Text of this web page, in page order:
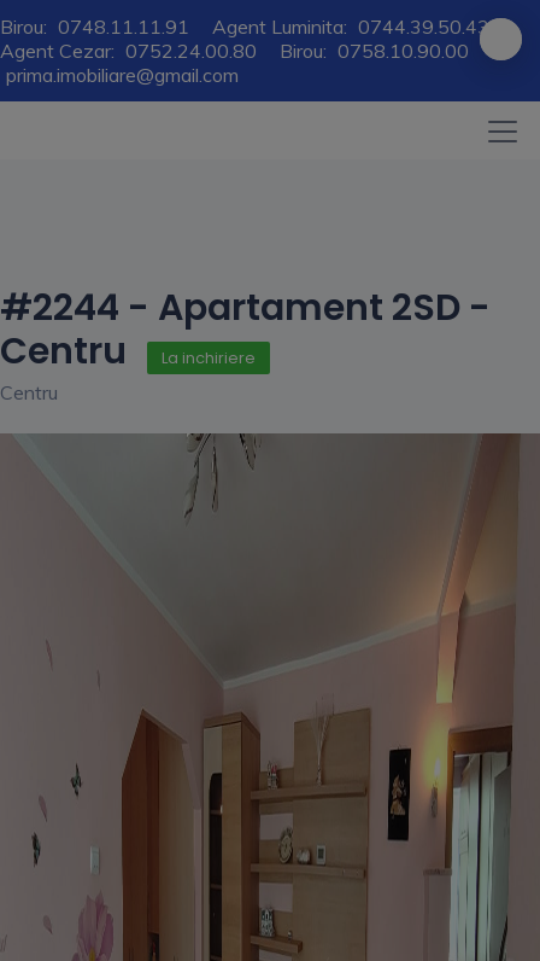
Birou: 0748.11.11.91 Agent Luminita: 0744.39.50.43
Agent Cezar: 0752.24.00.80 Birou: 0758.10.90.00
prima.imobiliare@gmail.com
#2244 - Apartament 2SD -
Centru
La inchiriere
Centru